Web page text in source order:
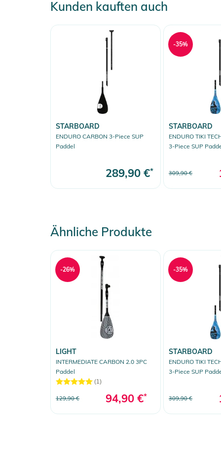
Kunden kauften auch
STARBOARD
ENDURO CARBON 3-Piece SUP
Paddel
289,90 €*
STARBOARD
ENDURO TIKI
3-Piece SUP
309,90 €
-35%
Ähnliche Produkte
LIGHT
INTERMEDIATE CARBON 2.0 3PC
Paddel
(1)
129,90 € 94,90 €*
-26%
STARBOARD
ENDURO TIKI
3-Piece SUP
309,90 €
-35%